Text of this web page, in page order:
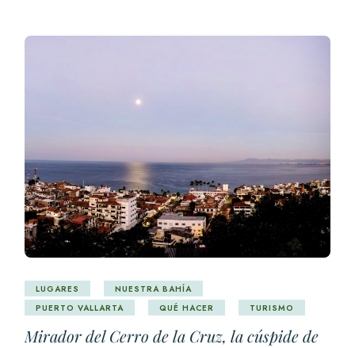
LUGARES
NUESTRA BAHÍA
PUERTO VALLARTA
QUÉ HACER TURISMO
Mirador del Cerro de la Cruz, la cúspide de